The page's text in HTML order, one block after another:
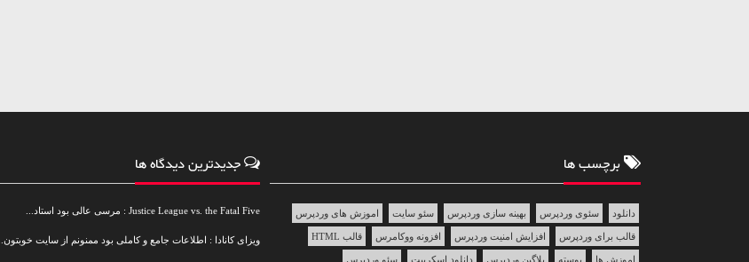
جدیدترین دیدگاه ها
Justice League vs. the Fatal Five : مرسی عالی بود استاد...
ویزای کانادا : اطلاعات جامع و کاملی بود ممنونم از سایت خوبتون...
برچسب ها
دانلود سئوی وردپرس بهینه سازی وردپرس سئو سایت اموزش های وردپرس
قالب برای وردپرس افزایش امنیت وردپرس افزونه ووکامرس قالب HTML
اموزش ها پوسته پلاگین وردپرس دانلود اسکریپت سئو وردپرس